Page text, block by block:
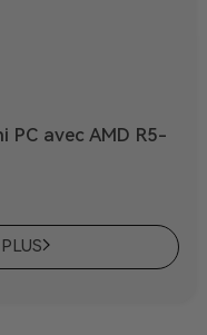
PC avec AMD R5-